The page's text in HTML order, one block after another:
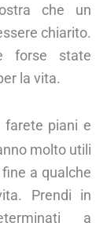
che un
chiarito.
forse state
la vita.
farete piani e
molto utili
a qualche
Prendi in
a